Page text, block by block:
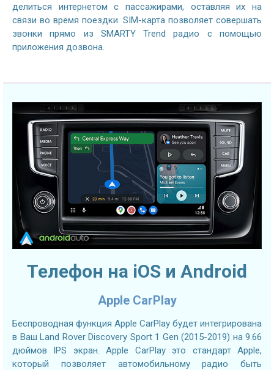
делиться интернетом с пассажирами, оставляя их на
связи во время поездки. SIM-карта позволяет совершать
звонки прямо из SMARTY Trend радио с помощью
приложения дозвона.
Телефон на iOS и Android
Apple CarPlay
Беспроводная функция Apple CarPlay будет интегрирована
в Ваш Land Rover Discovery Sport 1 Gen (2015-2019) на 9.66
дюймов IPS экран. Apple CarPlay это стандарт Apple,
который позволяет автомобильному радио быть